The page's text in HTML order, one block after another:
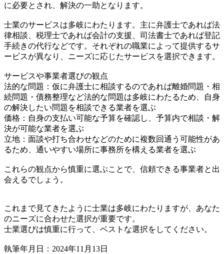
に必要とされ、解決の一助となります。
士業のサービスは多岐にわたります。主に弁護士であれば法
律相談、税理士であれば会計の支援、司法書士であれば登記
手続きの代行などです。それぞれの職業によって提供するサ
ービスが異なり、ニーズに応じたサービスを選択できます。
サービスや事業者選びの観点
法的な問題：仮に弁護士に相談するのであれば離婚問題・相
続問題・債務整理など法的な問題は多岐にわたるため、自身
の解決したい問題を相談できる業者を選ぶ
価格：自身の支払い可能な予算を確認し、予算内で相談・解
決が可能な業者を選ぶ
立地：面談や打ち合わせなどのために複数回通う可能性があ
るため、通いやすい場所に事務所を構える業者を選ぶ
これらの観点から慎重に選ぶことで、信頼できる事業者と出
会えるでしょう。
これまで見てきたように士業は多岐にわたりますが、あなた
のニーズに合わせた選択が重要です。
士業選びは慎重に行って、ベストな選択をしてください。
執筆年月日：2024年11月13日